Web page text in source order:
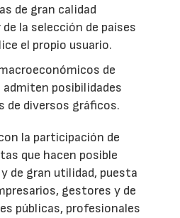
de gran calidad
la selección de países
el propio usuario.
de
posibilidades
de diversos gráficos.
la participación de
que hacen posible
de gran utilidad, puesta
gestores y de
públicas, profesionales